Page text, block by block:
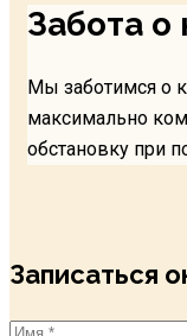
Забота о
Мы заботимся о
максимально
обстановку при
Записаться